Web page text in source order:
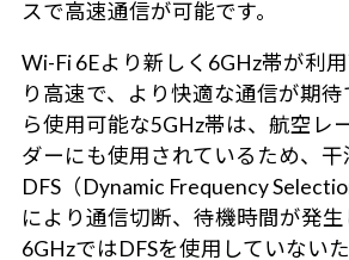
スで高速通信が可能です。
Wi-Fi 6Eより新しく6GHz帯が利
り高速で、より快適な通信が期
ら使用可能な5GHz帯は、航空レ
ダーにも使用されているため、干
DFS（Dynamic Frequency
により通信切断、待機時間が発生
6GHzではDFSを使用していない